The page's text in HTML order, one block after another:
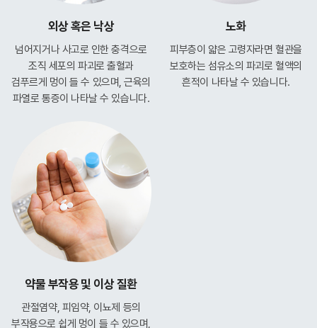
외상 혹은 낙상
넘어지거나 사고로 인한 충격으로
조직 세포의 파괴로 출혈과
검푸르게 멍이 들 수 있으며, 근육의
파열로 통증이 나타날 수 있습니다.
노화
피부층이 얇은 고령자라면 혈관을
보호하는 섬유소의 파괴로 혈액의
흔적이 나타날 수 있습니다.
약물 부작용 및 이상 질환
관절염약, 피임약, 이뇨제 등의
부작용으로 쉽게 멍이 들 수 있으며,